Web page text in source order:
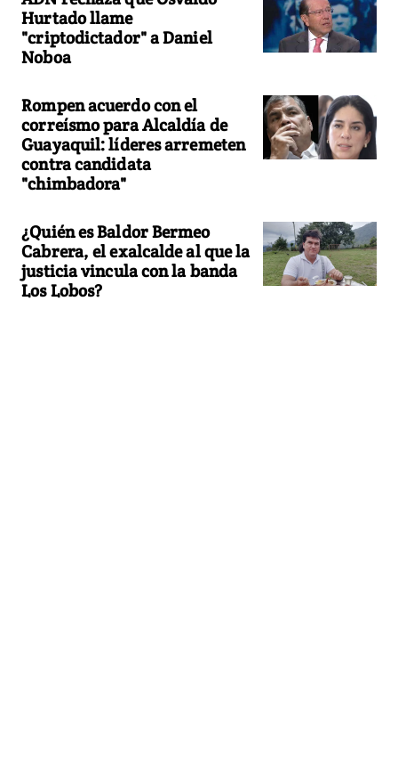
Hurtado llame
"criptodictador" a Daniel
Noboa
Rompen acuerdo con el
correísmo para Alcaldía de
Guayaquil: líderes arremeten
contra candidata
"chimbadora"
¿Quién es Baldor Bermeo
Cabrera, el exalcalde al que la
justicia vincula con la banda
Los Lobos?